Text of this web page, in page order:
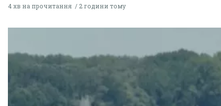
4 хв на прочитання 2 години тому